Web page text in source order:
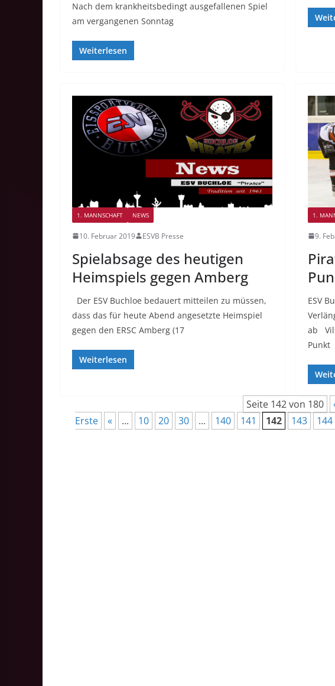
Nach dem krankheitsbedingt ausgefallenen Spiel
am vergangenen Sonntag
Weiterlesen
1. MANNSCHAFT NEWS
10. Februar 2019 ESVB Presse
Spielabsage des heutigen
Heimspiels gegen Amberg
Der ESV Buchloe bedauert mitteilen zu müssen,
dass das für heute Abend angesetzte Heimspiel
gegen den ERSC Amberg (17
Weiterlesen
1.
9.
ESV
ab
Punkt
Seite 142 von 180
Erste
« ... 10 20 30 ... 140 141 142 143 144